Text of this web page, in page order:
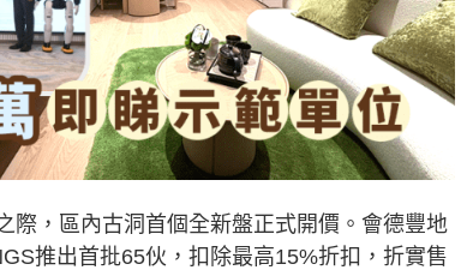
際，區內古洞首個全新盤正式開價。會德豐地
推出首批65伙，扣除最高15%折扣，折實售